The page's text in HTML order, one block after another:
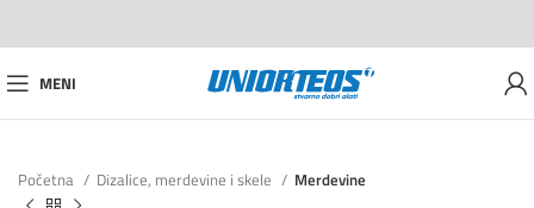
MENI
Početna Dizalice, merdevine i skele Merdevine